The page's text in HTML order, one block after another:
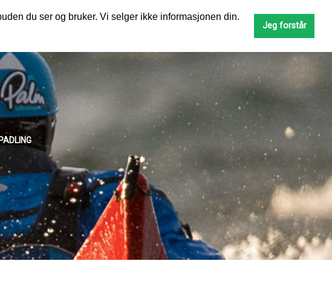
du ser og bruker. Vi selger ikke informasjonen din.
Jeg forstår
SØK